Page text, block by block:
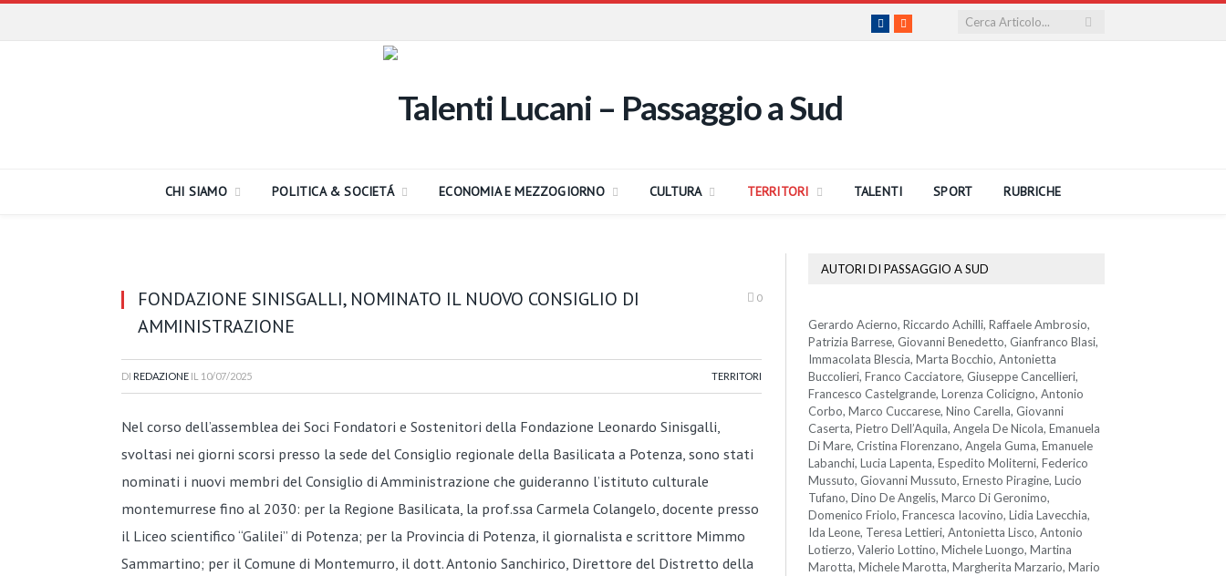
Facebook
RSS
CHI SIAMO POLITICA & SOCIETÁ ECONOMIA E MEZZOGIORNO CULTURA TERRITORI TALENTI SPORT RUBRICHE
FONDAZIONE SINISGALLI, NOMINATO IL NUOVO CONSIGLIO DI
AMMINISTRAZIONE
0
DI REDAZIONE IL 10/07/2025 TERRITORI
Nel corso dell’assemblea dei Soci Fondatori e Sostenitori della Fondazione Leonardo Sinisgalli,
svoltasi nei giorni scorsi presso la sede del Consiglio regionale della Basilicata a Potenza, sono stati
nominati i nuovi membri del Consiglio di Amministrazione che guideranno l’istituto culturale
montemurrese fino al 2030: per la Regione Basilicata, la prof.ssa Carmela Colangelo, docente presso
il Liceo scientifico “Galilei” di Potenza; per la Provincia di Potenza, il giornalista e scrittore Mimmo
Sammartino; per il Comune di Montemurro, il dott. Antonio Sanchirico, Direttore del Distretto della
AUTORI DI PASSAGGIO A SUD
Gerardo Acierno, Riccardo Achilli, Raffaele Ambrosio,
Patrizia Barrese, Giovanni Benedetto, Gianfranco Blasi,
Immacolata Blescia, Marta Bocchio, Antonietta
Buccolieri, Franco Cacciatore, Giuseppe Cancellieri,
Francesco Castelgrande, Lorenza Colicigno, Antonio
Corbo, Marco Cuccarese, Nino Carella, Giovanni
Caserta, Pietro Dell’Aquila, Angela De Nicola, Emanuela
Di Mare, Cristina Florenzano, Angela Guma, Emanuele
Labanchi, Lucia Lapenta, Espedito Moliterni, Federico
Mussuto, Giovanni Mussuto, Ernesto Piragine, Lucio
Tufano, Dino De Angelis, Marco Di Geronimo,
Domenico Friolo, Francesca Iacovino, Lidia Lavecchia,
Ida Leone, Teresa Lettieri, Antonietta Lisco, Antonio
Lotierzo, Valerio Lottino, Michele Luongo, Martina
Marotta, Michele Marotta, Margherita Marzario, Mario